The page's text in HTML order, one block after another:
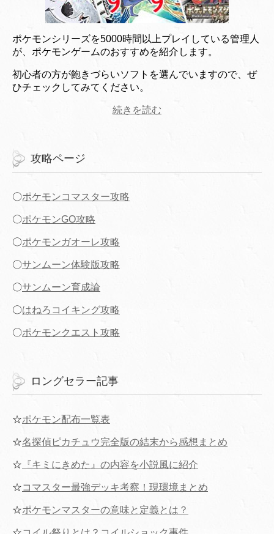
ポケモンシリーズを5000時間以上プレイしている管理人
が、ポケモンゲームのおすすめを紹介します。
初心者の方が飽きづらいソフトを選んでいますので、ぜ
ひチェックしてみてください。
続きを読む
攻略ページ
〇ポケモンコマスター攻略
〇ポケモンGO攻略
〇ポケモンガオーレ攻略
〇サンムーン体験版攻略
〇サンムーン育成論
〇はねろコイキング攻略
〇ポケモンクエスト攻略
ロングセラー記事
☆ポケモン配布一覧表
☆名探偵ピカチュウ完全版の結末から感想まとめ
☆ 『キミにきめた』の内容を小説風に紹介
☆コマスター最強デッキ考察！現環境まとめ
☆ポケモンマスターの意味と定義とは？